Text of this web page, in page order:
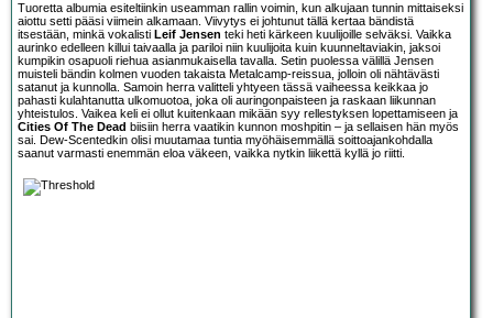
Tuoretta albumia esiteltiinkin useamman rallin voimin, kun alkujaan tunnin mittaiseksi
aiottu setti pääsi viimein alkamaan. Viivytys ei johtunut tällä kertaa bändistä
itsestään, minkä vokalisti Leif Jensen teki heti kärkeen kuulijoille selväksi. Vaikka
aurinko edelleen killui taivaalla ja pariloi niin kuulijoita kuin kuunneltaviakin, jaksoi
kumpikin osapuoli riehua asianmukaisella tavalla. Setin puolessa välillä Jensen
muisteli bändin kolmen vuoden takaista Metalcamp-reissua, jolloin oli nähtävästi
satanut ja kunnolla. Samoin herra valitteli yhtyeen tässä vaiheessa keikkaa jo
pahasti kulahtanutta ulkomuotoa, joka oli auringonpaisteen ja raskaan liikunnan
yhteistulos. Vaikea keli ei ollut kuitenkaan mikään syy rellestyksen lopettamiseen ja
Cities Of The Dead biisiin herra vaatikin kunnon moshpitin – ja sellaisen hän myös
sai. Dew-Scentedkin olisi muutamaa tuntia myöhäisemmällä soittoajankohdalla
saanut varmasti enemmän eloa väkeen, vaikka nytkin liikettä kyllä jo riitti.